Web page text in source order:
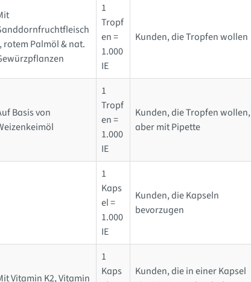
rotem Palmöl & nat.
1
Tropf
en =
1.000
IE
Kunden, die Tropfen wollen
Basis von
1
Tropf
en =
1.000
IE
Kunden, die Tropfen wollen,
aber mit Pipette
1
Kaps
el =
1.000
IE
Kunden, die Kapseln
bevorzugen
Vitamin K2, Vitamin
1
Kaps
Kunden, die in einer Kapsel